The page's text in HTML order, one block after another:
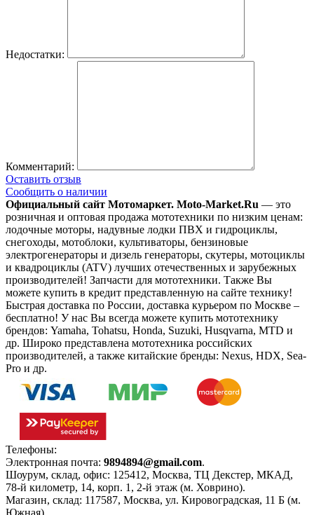
Недостатки:
Комментарий:
Оставить отзыв
Сообщить о наличии
Официальный сайт Мотомаркет. Moto-Market.Ru — это
розничная и оптовая продажа мототехники по низким ценам:
лодочные моторы, надувные лодки ПВХ и гидроциклы,
снегоходы, мотоблоки, культиваторы, бензиновые
электрогенераторы и дизель генераторы, скутеры, мотоциклы
и квадроциклы (ATV) лучших отечественных и зарубежных
производителей! Запчасти для мототехники. Также Вы
можете купить в кредит представленную на сайте технику!
Быстрая доставка по России, доставка курьером по Москве –
бесплатно! У нас Вы всегда можете купить мототехнику
брендов: Yamaha, Tohatsu, Honda, Suzuki, Husqvarna, MTD и
др. Широко представлена мототехника российских
производителей, а также китайские бренды: Nexus, HDX, Sea-
Pro и др.
Телефоны:
Электронная почта: 9894894@gmail.com.
Шоурум, склад, офис: 125412, Москва, ТЦ Декстер, МКАД,
78-й километр, 14, корп. 1, 2-й этаж (м. Ховрино).
Магазин, склад: 117587, Москва, ул. Кировоградская, 11 Б (м.
Южная)